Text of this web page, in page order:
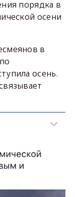
порядка в
осени
в
осень.